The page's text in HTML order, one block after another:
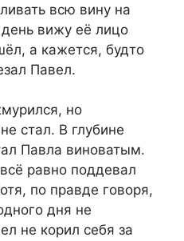
всю вину на
вижу её лицо
а кажется, будто
Павел.
но
стал. В глубине
Павла виноватым.
равно поддевал
по правде говоря,
дня не
не корил себя за